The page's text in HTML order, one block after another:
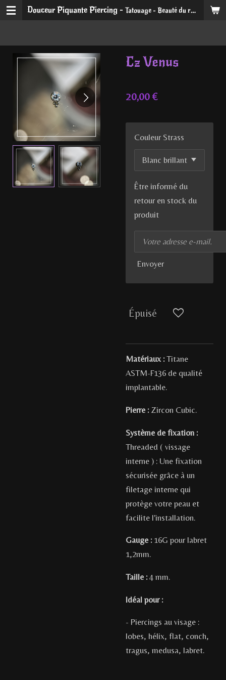
Passer
principal
Douceur Piquante Piercing -Tatouage - Beauté du regard et du sourire
Cz Venus
20,00 €
Couleur Strass
Être informé du
retour en stock du
produit
Envoyer
Épuisé
Matériaux :Titane
ASTM-F136 de qualité
implantable.
Pierre :Zircon Cubic.
Système de fixation :
Threaded ( vissage
interne ) : Une fixation
sécurisée grâce à un
filetage interne qui
protège votre peau et
facilite l'installation.
Gauge :16G pour labret
1,2mm.
Taille :4 mm.
Idéal pour :
- Piercings au visage :
lobes, hélix, flat, conch,
tragus, medusa, labret.